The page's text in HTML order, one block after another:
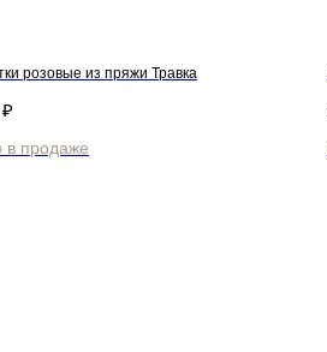
розовые из пряжи Травка
₽